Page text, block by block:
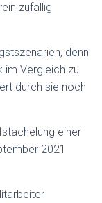
zufällig
denn
im Vergleich zu
durch sie noch
einer
2021